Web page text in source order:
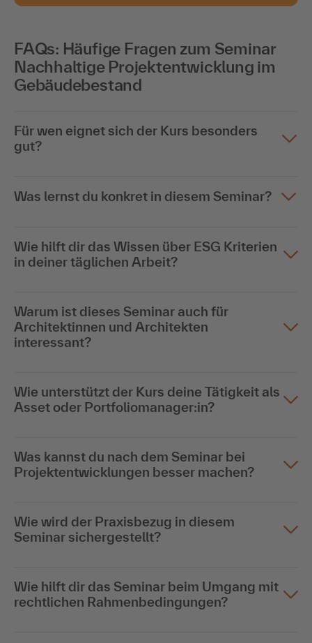
FAQs: Häufige Fragen zum Seminar
Nachhaltige Projektentwicklung im
Gebäudebestand
Für wen eignet sich der Kurs besonders
gut?
Was lernst du konkret in diesem Seminar?
Wie hilft dir das Wissen über ESG Kriterien
in deiner täglichen Arbeit?
Warum ist dieses Seminar auch für
Architektinnen und Architekten
interessant?
Wie unterstützt der Kurs deine Tätigkeit als
Asset oder Portfoliomanager:in?
Was kannst du nach dem Seminar bei
Projektentwicklungen besser machen?
Wie wird der Praxisbezug in diesem
Seminar sichergestellt?
Wie hilft dir das Seminar beim Umgang mit
rechtlichen Rahmenbedingungen?